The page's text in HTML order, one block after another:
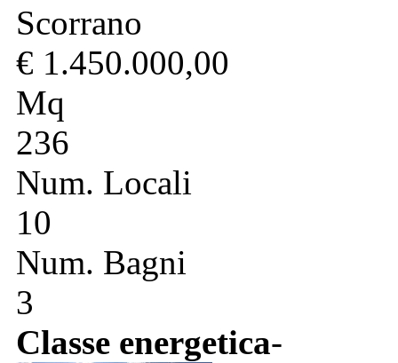
Scorrano
€ 1.450.000,00
Mq
236
Num. Locali
10
Num. Bagni
3
Classe energetica-